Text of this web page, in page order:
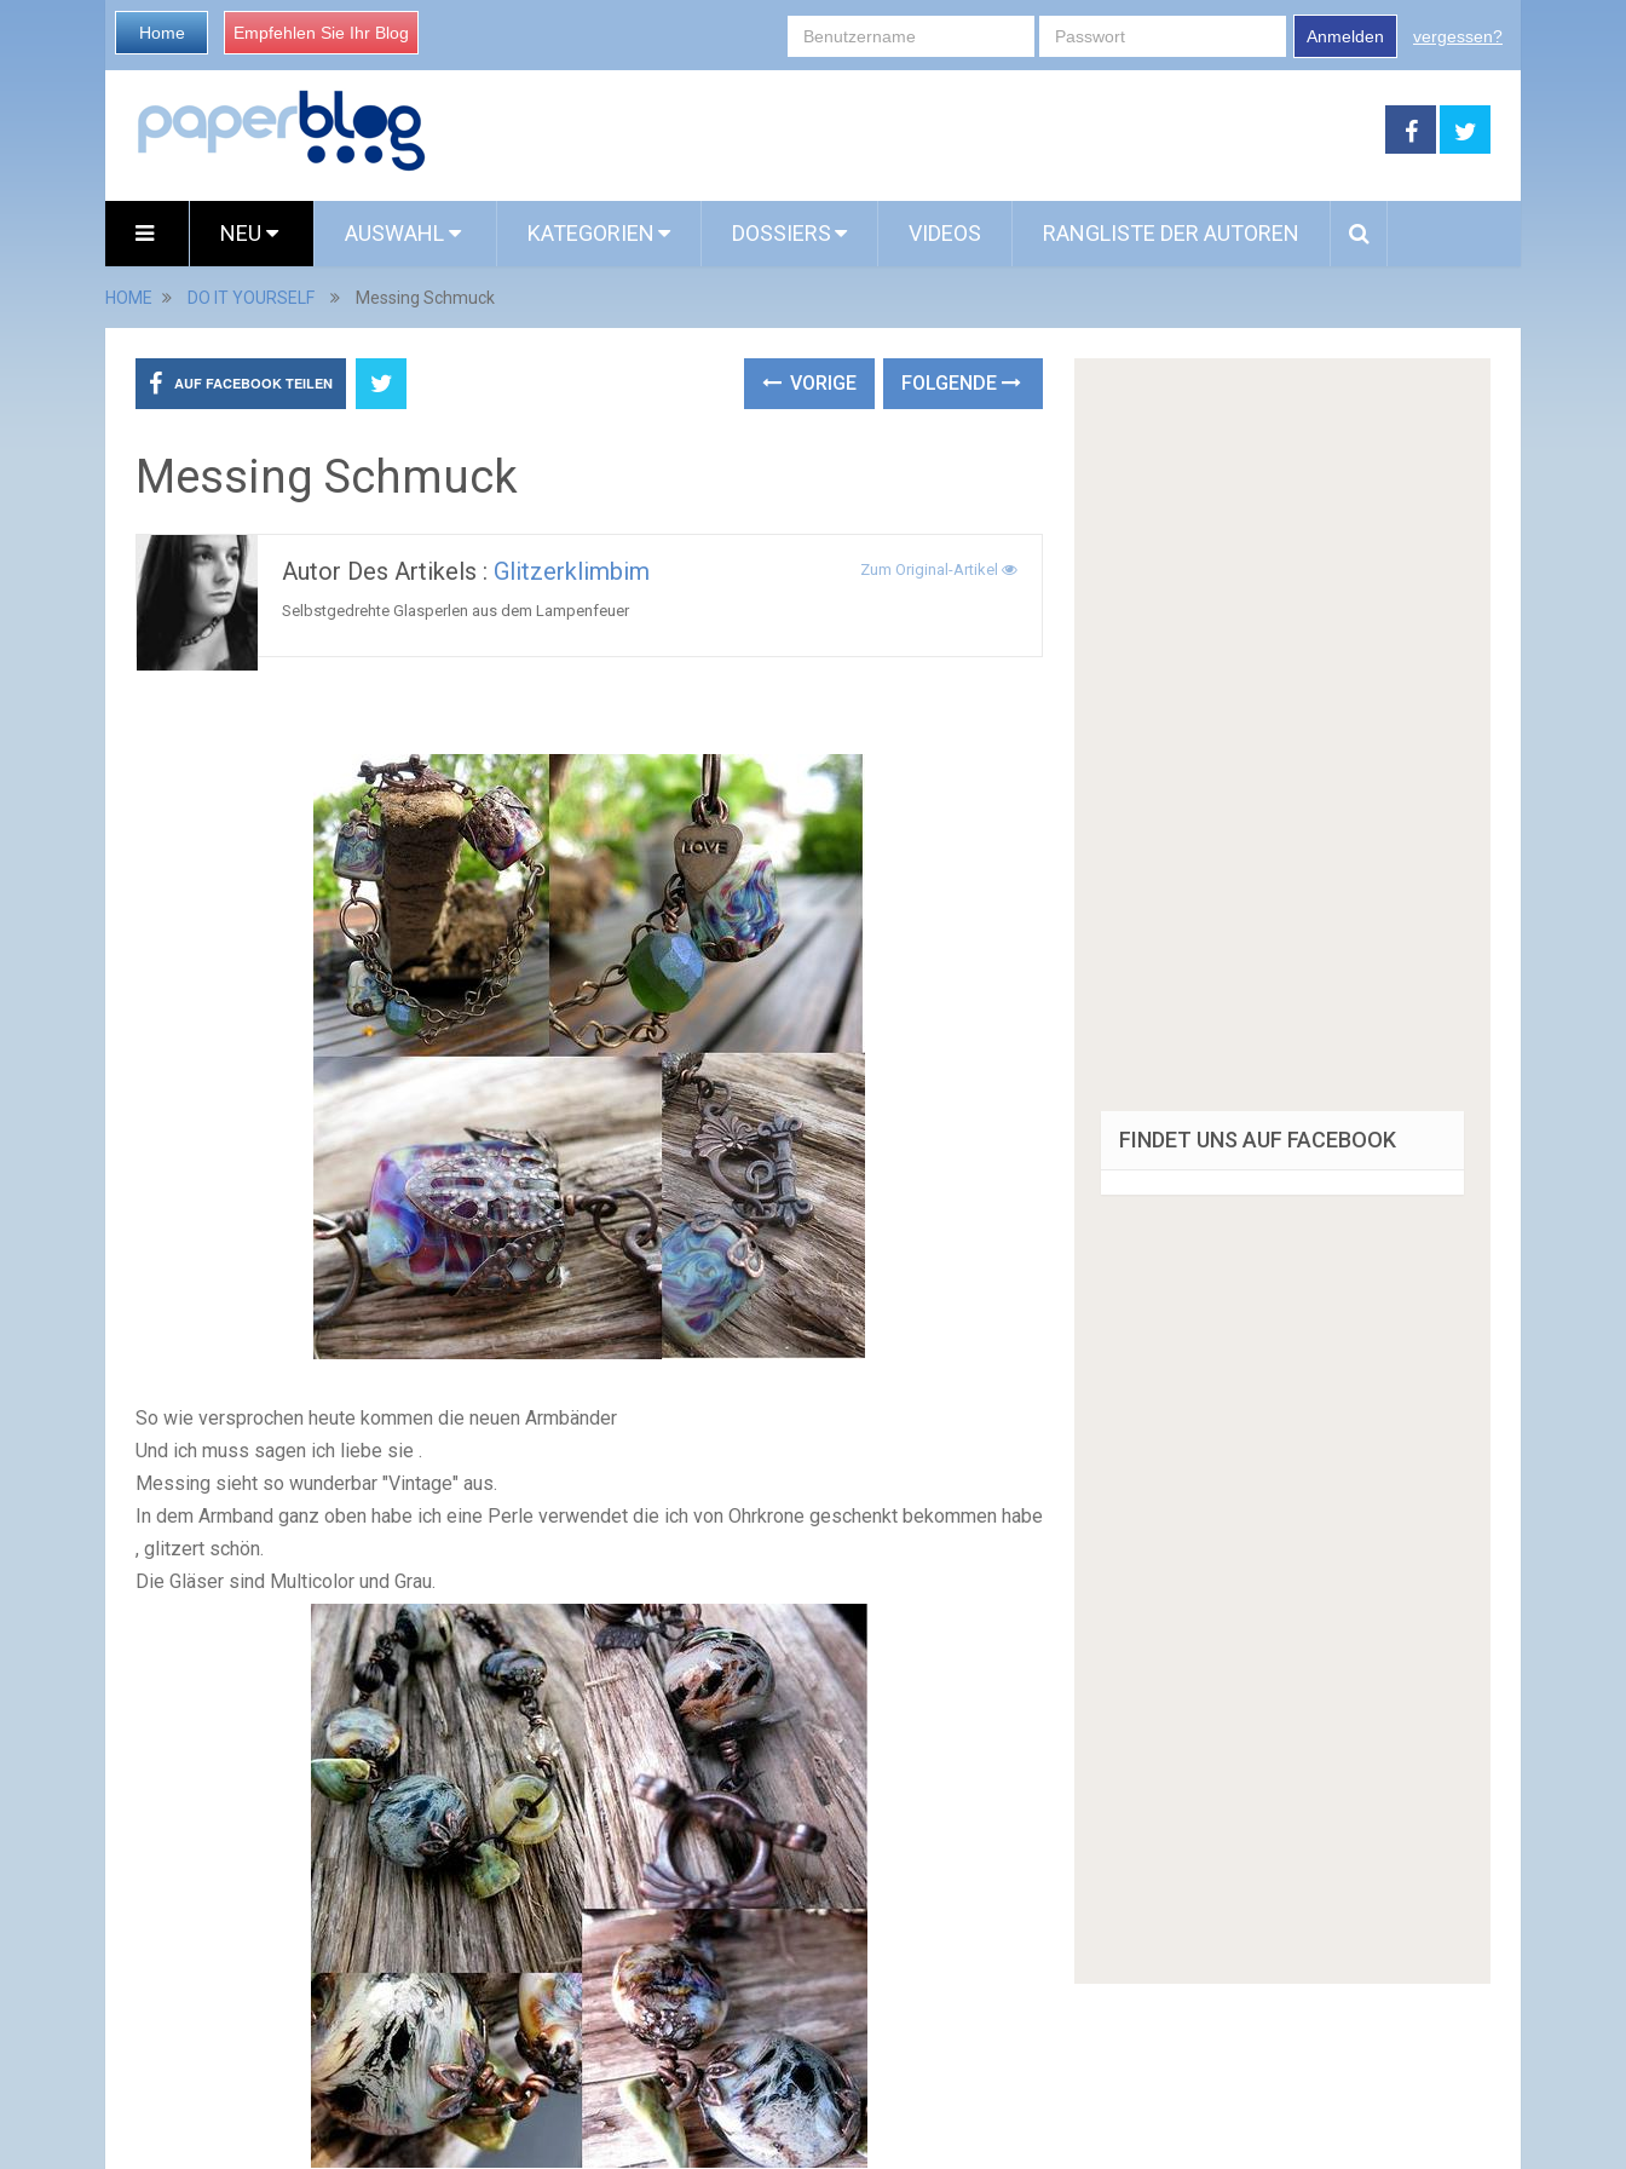
Home Empfehlen Sie Ihr Blog Anmelden vergessen?
NEU AUSWAHL KATEGORIEN DOSSIERS VIDEOS RANGLISTE DER AUTOREN
HOME DO IT YOURSELF Messing Schmuck
AUF FACEBOOK TEILEN VORIGE FOLGENDE
Messing Schmuck
Autor Des Artikels : Glitzerklimbim Zum Original-Artikel
Selbstgedrehte Glasperlen aus dem Lampenfeuer
So wie versprochen heute kommen die neuen Armbänder
Und ich muss sagen ich liebe sie .
Messing sieht so wunderbar "Vintage" aus.
In dem Armband ganz oben habe ich eine Perle verwendet die ich von Ohrkrone geschenkt bekommen habe
, glitzert schön.
Die Gläser sind Multicolor und Grau.
FINDET UNS AUF FACEBOOK